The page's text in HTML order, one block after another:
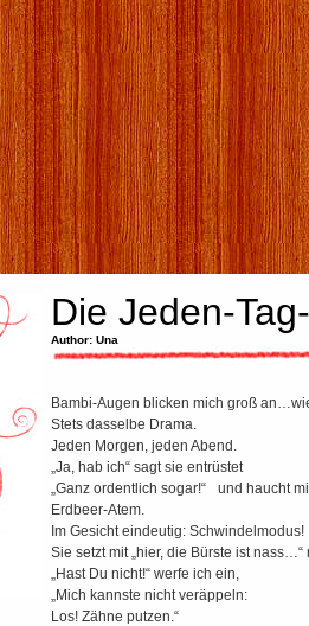
Die Jeden-
Author: Una
Bambi-Augen blicken mich groß
Stets dasselbe Drama.
Jeden Morgen, jeden Abend.
„Ja, hab ich“ sagt sie entrüstet
„Ganz ordentlich sogar!“ und haucht
Erdbeer-Atem.
Im Gesicht eindeutig: Schwindelmodus!
Sie setzt mit „hier, die Bürste ist
„Hast Du nicht!“ werfe ich ein,
„Mich kannste nicht veräppeln:
Los! Zähne putzen.“